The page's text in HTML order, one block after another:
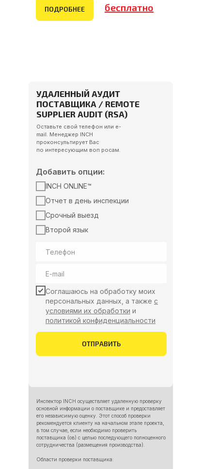
ПОДРОБНЕЕ бесплатно
Добавить опции:
INCH ONLINE™
Отчет в день инспекции
Срочный выезд
Второй язык
Соглашаюсь на обработку моих
персональных данных, а также с
условиями их обработки и
политикой конфиденциальности
ОТПРАВИТЬ
Инспектор INCH осуществляет удаленную проверку
основной информации о поставщике и предоставляет
его независимую оценку. Этот способ проверки
рекомендуется клиенту на начальном этапе проекта,
в том случае, если необходимо проверить
поставщика (ов) с целью последующего полноценного
сотрудничества (размещения производства).
Области проверки поставщика:
УДАЛЕННЫЙ АУДИТ
ПОСТАВЩИКА / REMOTE
SUPPLIER AUDIT (RSA)
Оставьте свой телефон или e-
mail. Менеджер INCH
проконсультирует Вас
по интересующим воп росам.